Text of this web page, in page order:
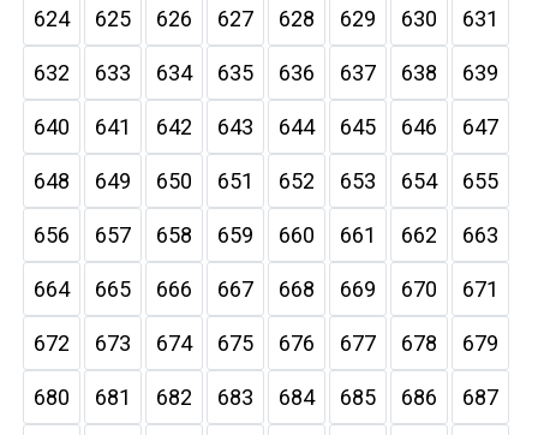
624 625 626 627 628 629 630 631
632 633 634 635 636 637 638 639
640 641 642 643 644 645 646 647
648 649 650 651 652 653 654 655
656 657 658 659 660 661 662 663
664 665 666 667 668 669 670 671
672 673 674 675 676 677 678 679
680 681 682 683 684 685 686 687